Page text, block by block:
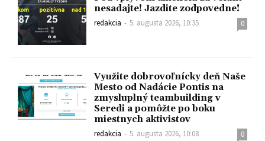
nesadajte! Jazdite zodpovedne!
redakcia - 5. augusta 2026, 10:35 0
Využite dobrovoľnícky deň Naše
Mesto od Nadácie Pontis na
zmysluplný teambuilding v
Seredi a pomôžte po boku
miestnych aktivistov
redakcia - 5. augusta 2026, 10:08 0